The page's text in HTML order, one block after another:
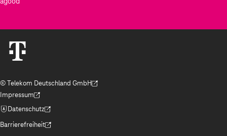
© Telekom Deutschland GmbH
(Der Link wird in einem neuen Tab geöffnet)
Impressum
(Der Link wird in einem neuen Tab geöffnet)
Datenschutz
(Der Link wird in einem neuen Tab geöffnet)
Barrierefreiheit
(Der Link wird in einem neuen Tab geöffnet)